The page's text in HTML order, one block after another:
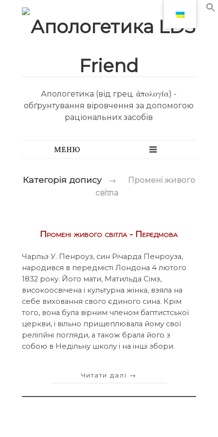
Апологетика (від грец. ἀπολογία) -
обґрунтування віровчення за допомогою
раціональних засобів
Категорія допису →
Промені живого
світла
Промені живого світла - Передмова
Чарльз У. Пенроуз, син Річарда Пенроуза,
народився в передмісті Лондона 4 лютого
1832 року. Його мати, Матильда Сімз,
високоосвічена і культурна жінка, взяла на
себе виховання свого єдиного сина. Крім
того, вона була вірним членом баптистської
церкви, і вільно прищеплювала йому свої
релігійні погляди, а також брала його з
собою в Недільну школу і на інші збори.
Читати далі →